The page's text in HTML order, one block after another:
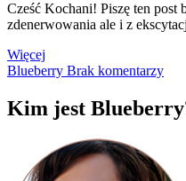
Cześć Kochani! Piszę ten post
zdenerwowania ale i z
Więcej
Blueberry Brak komentarzy
Kim jest